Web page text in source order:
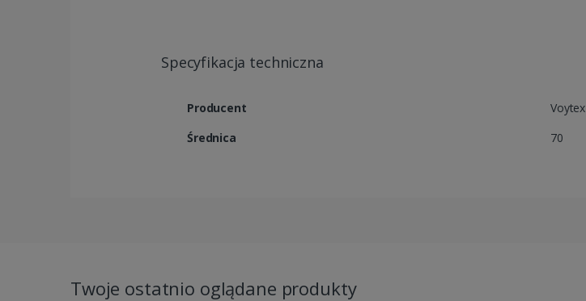
Specyfikacja techniczna
Producent
Voytex
Średnica
70
Twoje ostatnio oglądane produkty